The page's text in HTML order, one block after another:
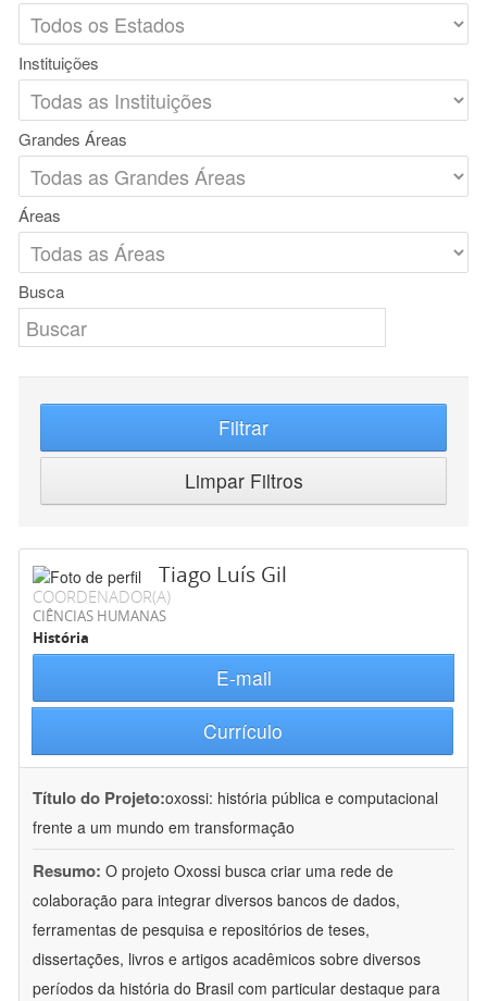
Instituições
Grandes Áreas
Áreas
Busca
Filtrar
Limpar Filtros
Tiago Luís Gil
COORDENADOR(A)
CIÊNCIAS HUMANAS
História
E-mail
Currículo
Título do Projeto:oxossi: história pública e computacional
frente a um mundo em transformação
Resumo: O projeto Oxossi busca criar uma rede de
colaboração para integrar diversos bancos de dados,
ferramentas de pesquisa e repositórios de teses,
dissertações, livros e artigos acadêmicos sobre diversos
períodos da história do Brasil com particular destaque para